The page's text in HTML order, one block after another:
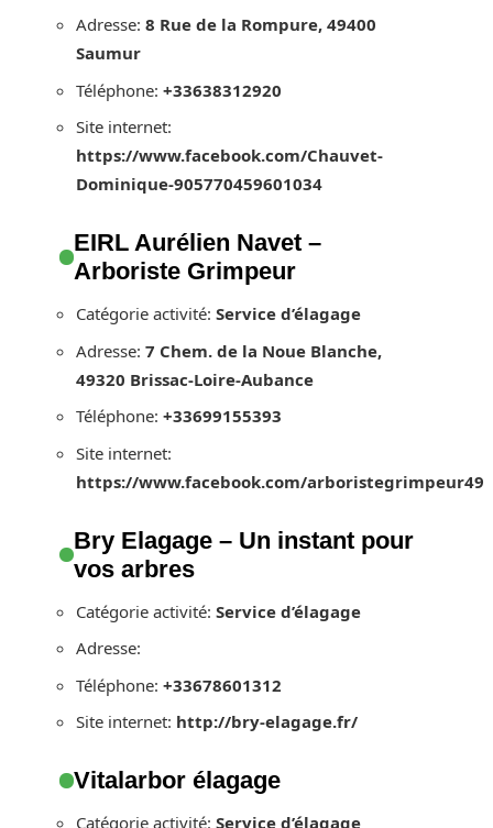
Adresse: 8 Rue de la Rompure, 49400
Saumur
Téléphone: +33638312920
Site internet:
https://www.facebook.com/Chauvet-
Dominique-905770459601034
EIRL Aurélien Navet –
Arboriste Grimpeur
Catégorie activité: Service d’élagage
Adresse: 7 Chem. de la Noue Blanche,
49320 Brissac-Loire-Aubance
Téléphone: +33699155393
Site internet:
https://www.facebook.com/arboristegrimpeur49
Bry Elagage – Un instant pour
vos arbres
Catégorie activité: Service d’élagage
Adresse:
Téléphone: +33678601312
Site internet: http://bry-elagage.fr/
Vitalarbor élagage
Catégorie activité: Service d’élagage